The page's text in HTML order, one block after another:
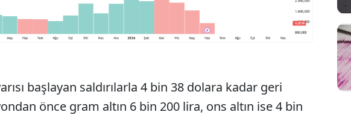
başlayan saldırılarla 4 bin 38 dolara kadar geri
önce gram altın 6 bin 200 lira, ons altın ise 4 bin